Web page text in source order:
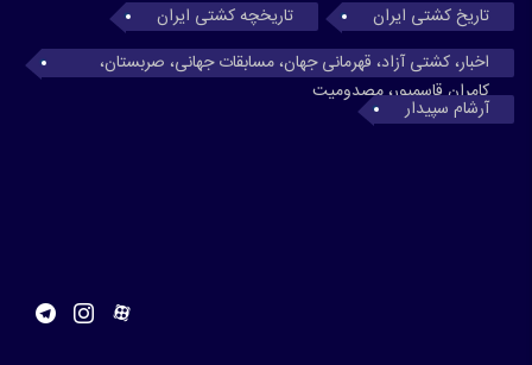
تاریخ کشتی ایران
تاریخچه کشتی ایران
اخبار، کشتی آزاد، قهرمانی جهان، مسابقات جهانی، صربستان،
کامران قاسمپور، مصدومیت
آرشام سپیدار